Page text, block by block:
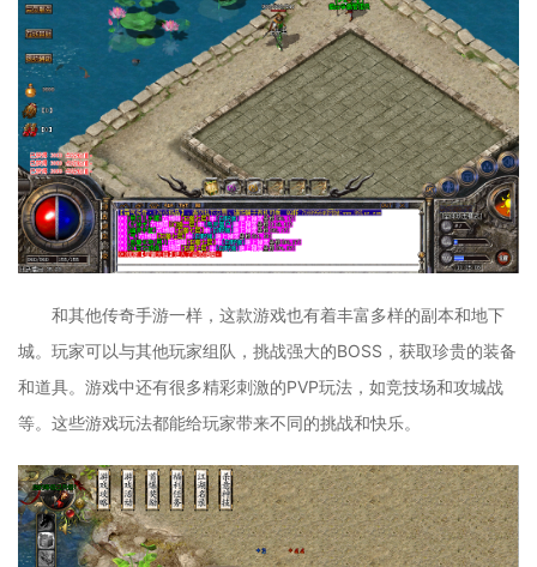
和其他传奇手游一样，这款游戏也有着丰富多样的副本和地下
城。玩家可以与其他玩家组队，挑战强大的BOSS，获取珍贵的装备
和道具。游戏中还有很多精彩刺激的PVP玩法，如竞技场和攻城战
等。这些游戏玩法都能给玩家带来不同的挑战和快乐。